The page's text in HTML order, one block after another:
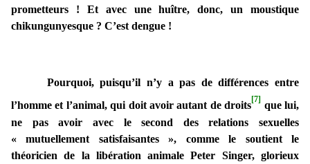
prometteurs ! Et avec une huître, donc, un moustique
chikungunyesque ? C’est dengue !
Pourquoi, puisqu’il n’y a pas de différences entre
l’homme et l’animal, qui doit avoir autant de droits[7] que lui,
ne pas avoir avec le second des relations sexuelles
« mutuellement satisfaisantes », comme le soutient le
théoricien de la libération animale Peter Singer, glorieux